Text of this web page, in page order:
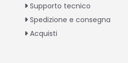
Supporto tecnico
Spedizione e consegna
Acquisti